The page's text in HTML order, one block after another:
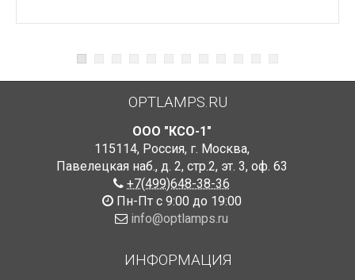
OPTLAMPS.RU
ООО "КСО-1"
115114, Россия, г. Москва,
Павелецкая наб., д. 2, стр.2, эт. 3, оф. 63
+7(499)648-38-36
Пн-Пт с 9:00 до 19:00
info@optlamps.ru
ИНФОРМАЦИЯ